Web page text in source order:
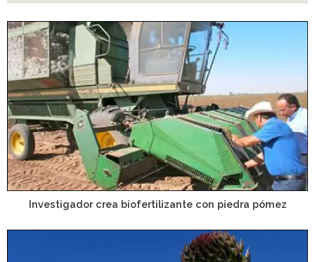
Investigador crea biofertilizante con piedra pómez